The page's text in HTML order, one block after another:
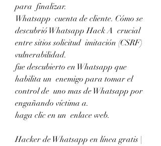
para  finalizar.
Whatsapp  cuenta de cliente. Cómo se
descubrió Whatsapp Hack A  crucial
entre sitios solicitud  imitación (CSRF)
vulnerabilidad.
fue descubierto en Whatsapp que
habilita un  enemigo para tomar el
control de  uno mas de Whatsapp por
engañando víctima a.
haga clic en un  enlace web.
Hacker de Whatsapp en línea gratis |